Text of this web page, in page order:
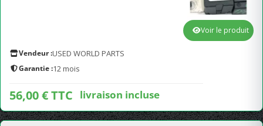
Vendeur :USED WORLD PARTS
Garantie :12 mois
56,00 € TTC livraison incluse
Voir le produit